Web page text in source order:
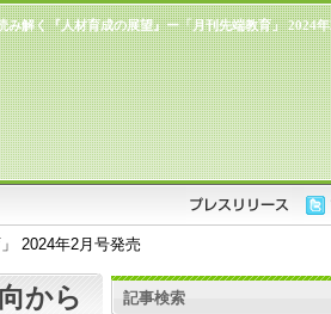
み解く『人材育成の展望』ー「月刊先端教育」 2024
2024年2月号発売
から
記事検索